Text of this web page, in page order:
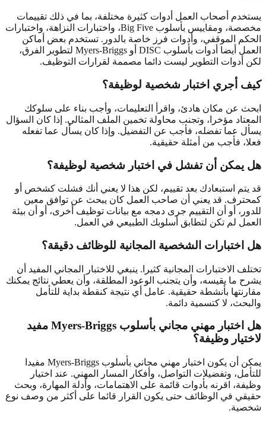
يستخدم أصحاب العمل أدوات كثيرة مختلفة، بما في ذلك تقييمات
مخصصة، ومقاييس بأسلوب Big Five، واختبارات النزاهة، واختبارات
الحكم الموقفي، وأدوات فرز خاصة بالدور. تستخدم بعض أماكن
العمل أيضا أدوات بأسلوب DISC أو Myers-Briggs لتطوير الفرق،
لكن أدوات التطوير ليست دائما مصممة لقرارات التوظيف.
كيف أجري اختبار شخصية لوظيفة؟
ابحث عن مكان هادئ، واقرأ التعليمات، وأجب بناء على سلوكك
المعتاد مؤخرا، وتجنب محاولة تخمين الملف المثالي. إذا كان السؤال
يسأل عما تفضله، فأجب عن التفضيل. وإذا كان يسأل عما تفعله
فعلا، فأجب من أمثلة حقيقية.
هل يمكن أن تفشل في اختبار شخصية لوظيفة؟
قد يتم استبعادك بعد تقييم، لكن هذا لا يعني أنك فشلت كشخص أو
كمحترف. قد يعني أن صاحب العمل كان يبحث عن توافق معين
للدور، أو أن التقييم جرى دمجه مع بيانات توظيف أخرى، أو أن بيئة
العمل لم تكن لتطابق أسلوبك الطبيعي في العمل.
هل اختبارات الشخصية المجانية للوظائف دقيقة؟
تختلف الاختبارات المجانية كثيرا. ينبغي للاختبار المجاني المفيد أن
يشرح ما يقيسه، وأن يتجنب الوعود المطلقة، وأن يعطي نتائج يمكنك
مقارنتها بأنشطة حقيقية. عامل أي نتيجة كنقطة بداية للتأمل
والبحث، لا كتسمية دائمة.
هل اختبار مهني مجاني بأسلوب Myers-Briggs مفيد
لاختيار وظيفة؟
يمكن أن يكون اختبار مهني مجاني بأسلوب Myers-Briggs مفيدا
للتأمل، وتفضيلات التواصل، وأفكار المسار المهني. عند اختيار
وظيفة، اقرنه بأدوات قائمة على الاهتمامات، وأدلة المهارة، وبحث
حقيقي في الوظائف حتى يكون القرار قائما على أكثر من وصف نوع
شخصية.